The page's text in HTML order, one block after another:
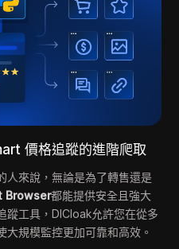
價格追蹤的進階爬取
人來說，無論是為了轉售還是
Browser都能提供安全且強大
蹤工具，DICloak允許您在從多
規模監控更加可靠和高效。